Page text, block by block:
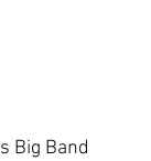
Big Band